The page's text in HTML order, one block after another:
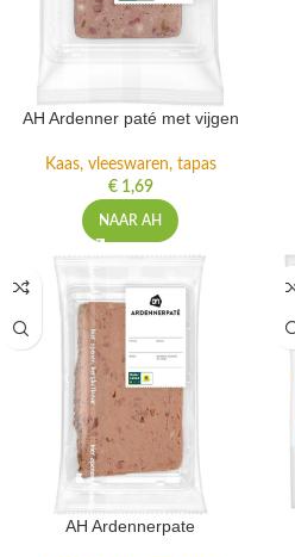
AH Ardenner paté met vijgen
Kaas, vleeswaren, tapas
€1,69
NAAR AH
AH Ardennerpate